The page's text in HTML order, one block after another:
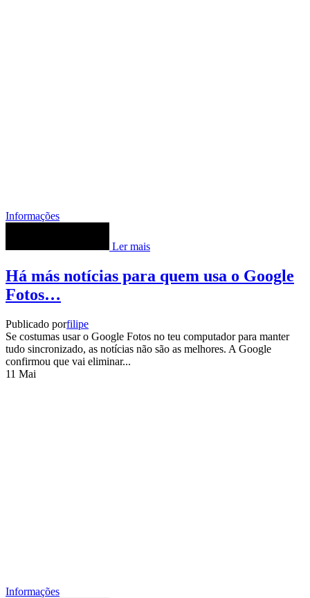
Informações
Ler mais
Há más notícias para quem usa o Google
Fotos…
Publicado porfilipe
Se costumas usar o Google Fotos no teu computador para manter
tudo sincronizado, as notícias não são as melhores. A Google
confirmou que vai eliminar...
11 Mai
Informações